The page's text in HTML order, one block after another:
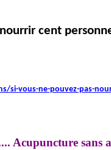
cent
vous-ne-pouvez-pas-
Acupuncture sans